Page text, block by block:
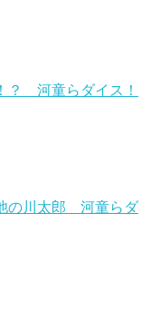
河童らダイス！
の川太郎 河童らダ